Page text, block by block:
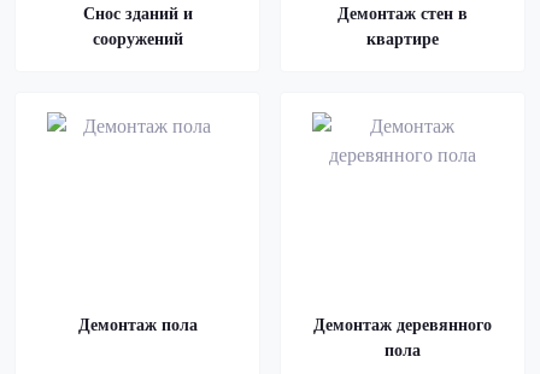
Снос зданий и
сооружений
Демонтаж стен в
квартире
Демонтаж пола
Демонтаж деревянного
пола